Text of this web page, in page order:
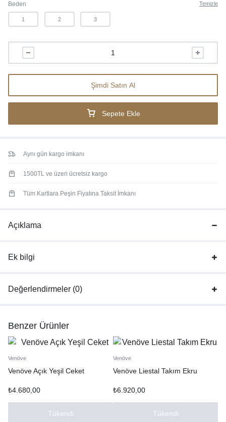
Beden
1 2 3
Temizle
Sepete Ekle
Şimdi Satın Al
Aynı gün kargo imkanı
1500TL ve üzeri ücretsiz kargo
Tüm Kartlara Peşin Fiyatına Taksit İmkanı
Açıklama
Ek bilgi
Değerlendirmeler (0)
Benzer Ürünler
Venöve
Venöve Açık Yeşil Ceket
₺4.680,00
Tükendi
Venöve
Venöve Liestal Takım Ekru
₺6.920,00
Tükendi